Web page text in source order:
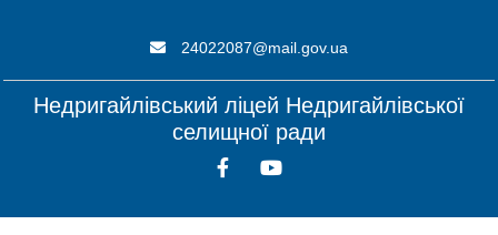
24022087@mail.gov.ua
Недригайлівський ліцей Недригайлівської
селищної ради